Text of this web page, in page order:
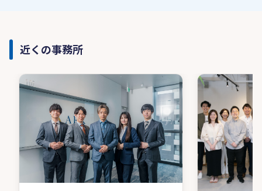
近くの事務所